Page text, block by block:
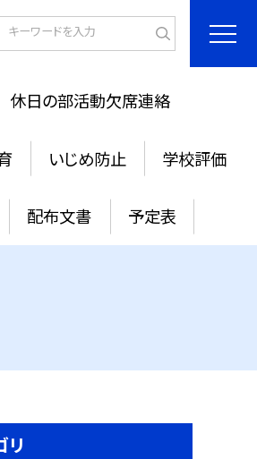
休日の部活動欠席連絡
いじめ防止 学校評価
配布文書 予定表
リ